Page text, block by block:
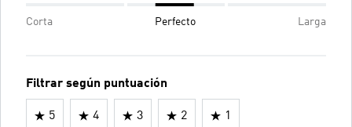
Corta Perfecto Larga
Filtrar según puntuación
5 4 3 2 1